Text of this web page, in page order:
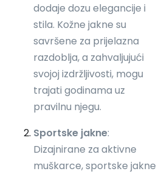
dodaje dozu elegancije i
stila. Kožne jakne su
savršene za prijelazna
razdoblja, a zahvaljujući
svojoj izdržljivosti, mogu
trajati godinama uz
pravilnu njegu.
Sportske jakne:
Dizajnirane za aktivne
muškarce, sportske jakne